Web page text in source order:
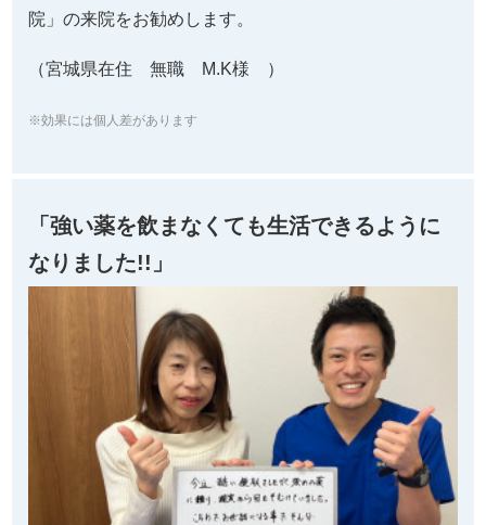
院」の来院をお勧めします。
（宮城県在住 無職 M.K様 ）
※効果には個人差があります
「強い薬を飲まなくても生活できるように
なりました!!」